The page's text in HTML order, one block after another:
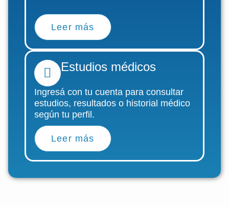
Leer más
Estudios médicos
Ingresá con tu cuenta para consultar
estudios, resultados o historial médico
según tu perfil.
Leer más